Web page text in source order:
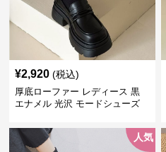
¥2,920 (税込)
厚底ローファー レディース 黒
エナメル 光沢 モードシューズ
人気